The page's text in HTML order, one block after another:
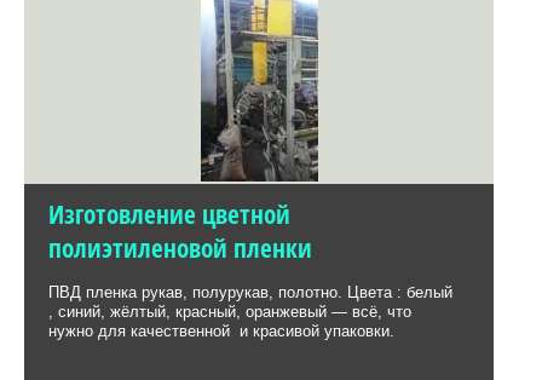
Изготовление цветной
полиэтиленовой пленки
ПВД пленка рукав, полурукав, полотно. Цвета : белый
, синий, жёлтый, красный, оранжевый — всё, что
нужно для качественной и красивой упаковки.